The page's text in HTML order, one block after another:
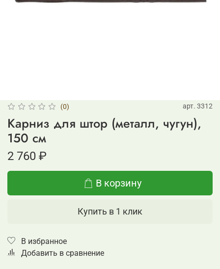
(0) арт. 3312
Карниз для штор (металл, чугун),
150 см
2 760 ₽
В корзину
Купить в 1 клик
В избранное
Добавить в сравнение